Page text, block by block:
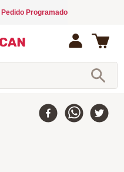
Pedido Programado